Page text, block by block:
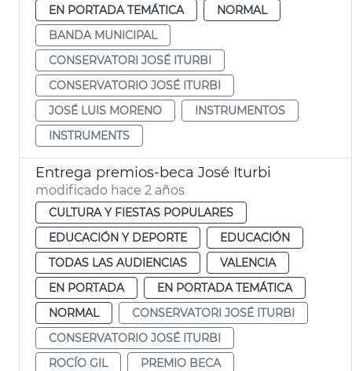
EN PORTADA TEMÁTICA
NORMAL
BANDA MUNICIPAL
CONSERVATORI JOSÉ ITURBI
CONSERVATORIO JOSÉ ITURBI
JOSÉ LUIS MORENO
INSTRUMENTOS
INSTRUMENTS
Entrega premios-beca José Iturbi
modificado hace 2 años
CULTURA Y FIESTAS POPULARES
EDUCACIÓN Y DEPORTE
EDUCACIÓN
TODAS LAS AUDIENCIAS
VALENCIA
EN PORTADA
EN PORTADA TEMÁTICA
NORMAL
CONSERVATORI JOSÉ ITURBI
CONSERVATORIO JOSÉ ITURBI
ROCÍO GIL
PREMIO BECA